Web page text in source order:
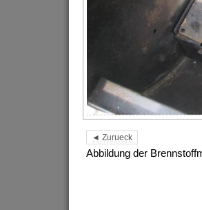
◄ Zurueck
Abbildung der